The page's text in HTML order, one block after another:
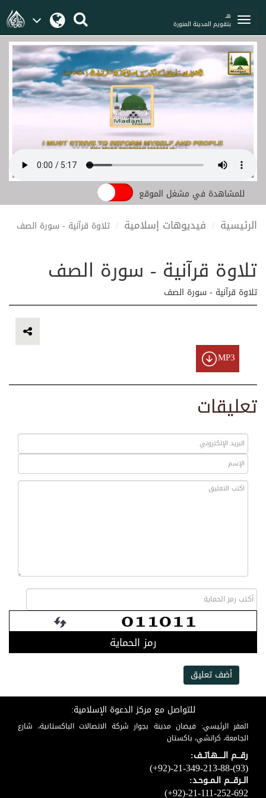
هـ
بتقويم المدينة المنورة
للمشاهدة في مشغل الموقع
الرئيسية فيديوهات إسلامية تلاوة قرآنية - سورة الصف
تلاوة قرآنية - سورة الصف
تلاوة قرآنية - سورة الصف
MP3
تعليقات
رمز الحماية
أضف تعليق
للتواصل مع مركز الدعوة الإسلامية:
المقر الرئيسي: فيضان مدينة بجوار شركة الاتصالات الباكستانية، شارع
الجامعة، كراتشي، باكستان
رقـــم الـــــهـاتــف:
(+92)-21-349-213-88-(93)
الــرقـــم الـمــوحـد:
(+92)-21-111-252-692